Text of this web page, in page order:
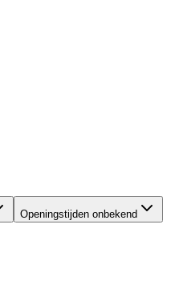
Openingstijden onbekend